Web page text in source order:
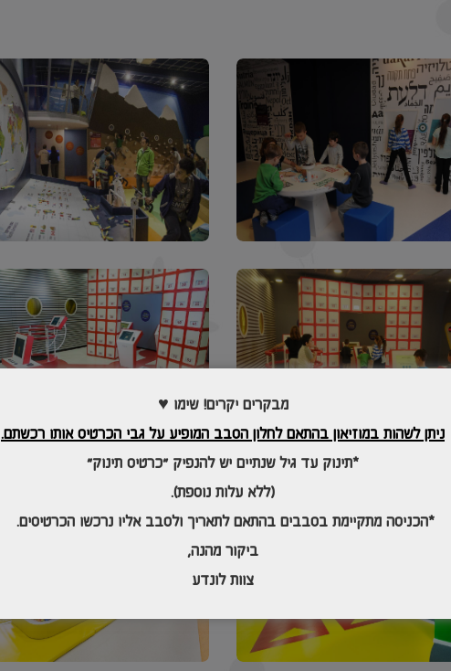
מבקרים יקרים! שימו ♥
ניתן לשהות במוזיאון בהתאם לחלון הסבב המופיע על גבי הכרטיס אותו רכשתם.
*תינוק עד גיל שנתיים יש להנפיק "כרטיס תינוק"
(ללא עלות נוספת).
*הכניסה מתקיימת בסבבים בהתאם לתאריךולסבב אליו נרכשו הכרטיסים.
ביקור מהנה,
צוות לונדע